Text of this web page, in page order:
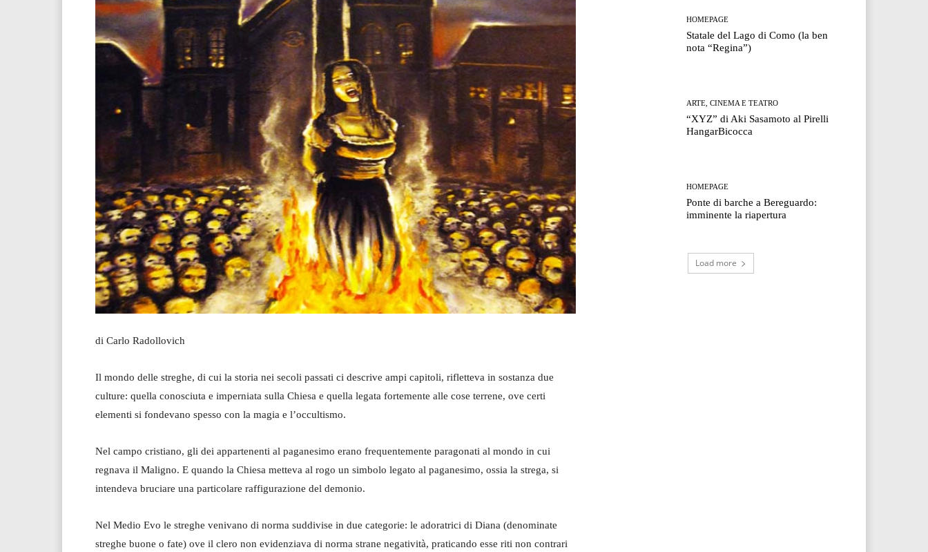
di Carlo Radollovich
Il mondo delle streghe, di cui la storia nei secoli passati ci descrive ampi capitoli, rifletteva in sostanza due
culture: quella conosciuta e imperniata sulla Chiesa e quella legata fortemente alle cose terrene, ove certi
elementi si fondevano spesso con la magia e l’occultismo.
Nel campo cristiano, gli dei appartenenti al paganesimo erano frequentemente paragonati al mondo in cui
regnava il Maligno. E quando la Chiesa metteva al rogo un simbolo legato al paganesimo, ossia la strega, si
intendeva bruciare una particolare raffigurazione del demonio.
Nel Medio Evo le streghe venivano di norma suddivise in due categorie: le adoratrici di Diana (denominate
streghe buone o fate) ove il clero non evidenziava di norma strane negatività, praticando esse riti non contrari
HOMEPAGE
Statale del Lago di Como (la ben
nota “Regina”)
ARTE, CINEMA E TEATRO
“XYZ” di Aki Sasamoto al Pirelli
HangarBicocca
HOMEPAGE
Ponte di barche a Bereguardo:
imminente la riapertura
Load more